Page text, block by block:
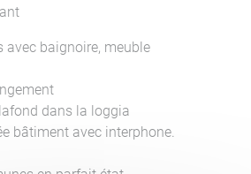
avec baignoire, meuble
dans la loggia
bâtiment avec interphone.